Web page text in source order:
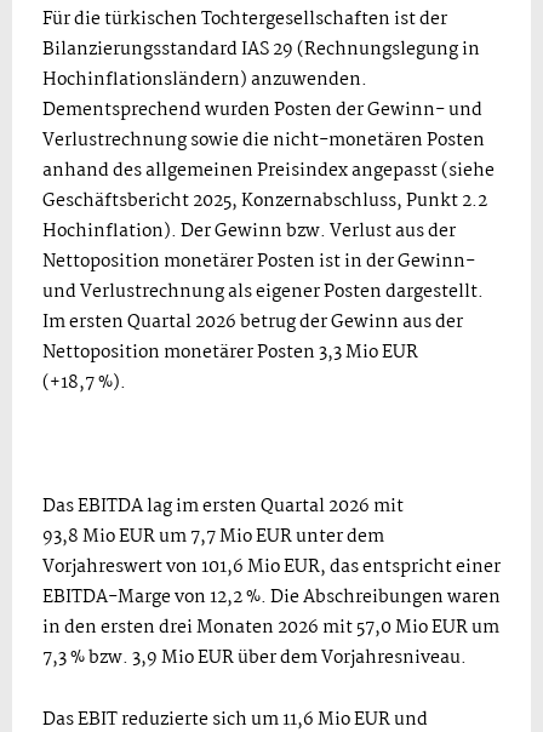
Für die türkischen Tochtergesellschaften ist der
Bilanzierungsstandard IAS 29 (Rechnungslegung in
Hochinflationsländern) anzuwenden.
Dementsprechend wurden Posten der Gewinn- und
Verlustrechnung sowie die nicht-monetären Posten
anhand des allgemeinen Preisindex angepasst (siehe
Geschäftsbericht 2025, Konzernabschluss, Punkt 2.2
Hochinflation). Der Gewinn bzw. Verlust aus der
Nettoposition monetärer Posten ist in der Gewinn-
und Verlustrechnung als eigener Posten dargestellt.
Im ersten Quartal 2026 betrug der Gewinn aus der
Nettoposition monetärer Posten 3,3 Mio EUR
(+18,7 %).
Das EBITDA lag im ersten Quartal 2026 mit
93,8 Mio EUR um 7,7 Mio EUR unter dem
Vorjahreswert von 101,6 Mio EUR, das entspricht einer
EBITDA-Marge von 12,2 %. Die Abschreibungen waren
in den ersten drei Monaten 2026 mit 57,0 Mio EUR um
7,3 % bzw. 3,9 Mio EUR über dem Vorjahresniveau.
Das EBIT reduzierte sich um 11,6 Mio EUR und